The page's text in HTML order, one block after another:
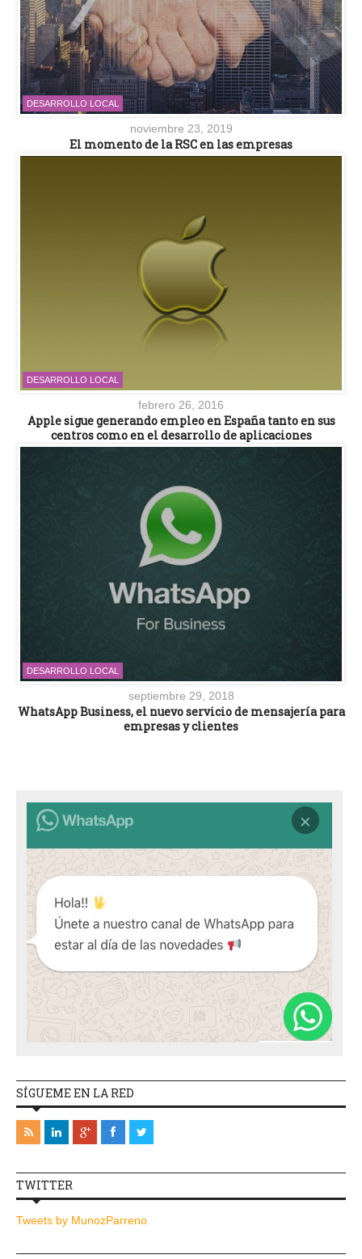
DESARROLLO LOCAL
noviembre 23, 2019
El momento de la RSC en las empresas
DESARROLLO LOCAL
febrero 26, 2016
Apple sigue generando empleo en España tanto en sus
centros como en el desarrollo de aplicaciones
DESARROLLO LOCAL
septiembre 29, 2018
WhatsApp Business, el nuevo servicio de mensajería para
empresas y clientes
SÍGUEME EN LA RED
TWITTER
Tweets by MunozParreno